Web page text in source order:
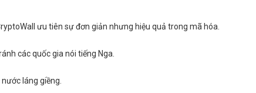
ưu tiên sự đơn giản nhưng hiệu quả trong mã hóa.
các quốc gia nói tiếng Nga.
láng giềng.